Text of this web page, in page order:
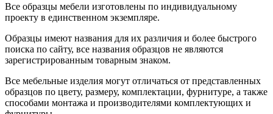
Все образцы мебели изготовлены по индивидуальному
проекту в единственном экземпляре.
Образцы имеют названия для их различия и более быстрого
поиска по сайту, все названия образцов не являются
зарегистрированным товарным знаком.
Все мебельные изделия могут отличаться от представленных
образцов по цвету, размеру, комплектации, фурнитуре, а также
способами монтажа и производителями комплектующих и